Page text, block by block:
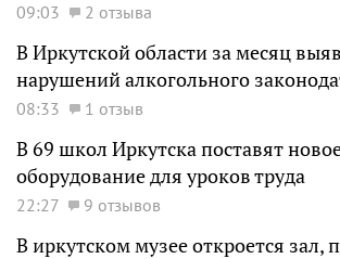
09:03 2 отзыва
В Иркутской области за месяц
нарушений алкогольного
08:33 1 отзыв
В 69 школ Иркутска поставят
оборудование для уроков труда
22:27 9 отзывов
В иркутском музее откроется